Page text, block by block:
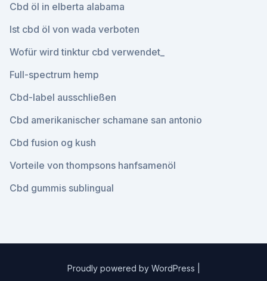
Cbd öl in elberta alabama
Ist cbd öl von wada verboten
Wofür wird tinktur cbd verwendet_
Full-spectrum hemp
Cbd-label ausschließen
Cbd amerikanischer schamane san antonio
Cbd fusion og kush
Vorteile von thompsons hanfsamenöl
Cbd gummis sublingual
Proudly powered by WordPress